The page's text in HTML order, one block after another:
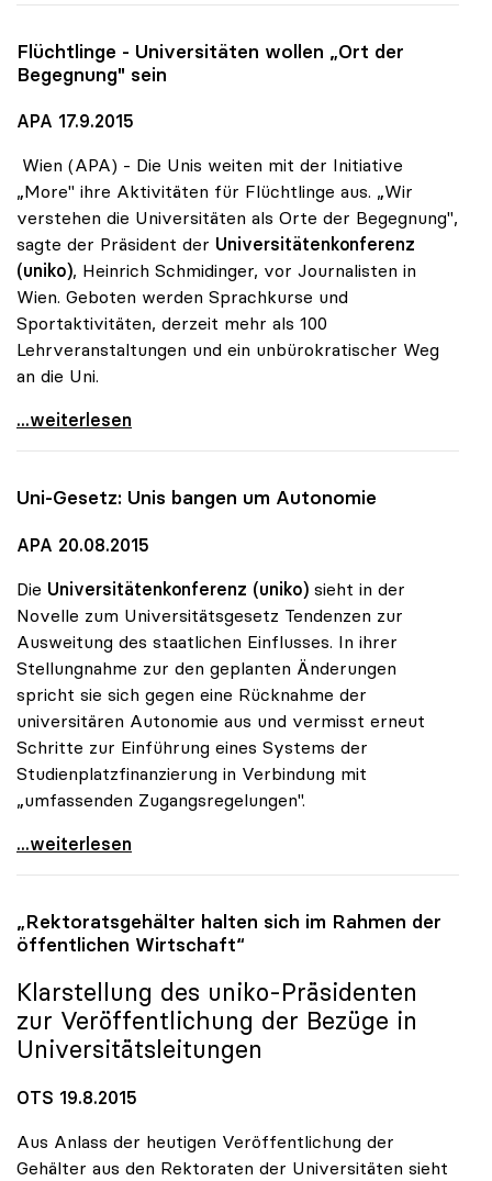
Flüchtlinge - Universitäten wollen „Ort der
Begegnung" sein
APA 17.9.2015
Wien (APA) - Die Unis weiten mit der Initiative
„More" ihre Aktivitäten für Flüchtlinge aus. „Wir
verstehen die Universitäten als Orte der Begegnung",
sagte der Präsident der Universitätenkonferenz
(uniko), Heinrich Schmidinger, vor Journalisten in
Wien. Geboten werden Sprachkurse und
Sportaktivitäten, derzeit mehr als 100
Lehrveranstaltungen und ein unbürokratischer Weg
an die Uni.
Flüchtlinge - Universitäten wollen „Ort der
...weiterlesen
Uni-Gesetz: Unis bangen um Autonomie
APA 20.08.2015
Die Universitätenkonferenz (uniko) sieht in der
Novelle zum Universitätsgesetz Tendenzen zur
Ausweitung des staatlichen Einflusses. In ihrer
Stellungnahme zur den geplanten Änderungen
spricht sie sich gegen eine Rücknahme der
universitären Autonomie aus und vermisst erneut
Schritte zur Einführung eines Systems der
Studienplatzfinanzierung in Verbindung mit
„umfassenden Zugangsregelungen".
Uni-Gesetz: Unis bangen um Autonomie
...weiterlesen
„Rektoratsgehälter halten sich im Rahmen der
öffentlichen Wirtschaft“
Klarstellung des uniko-Präsidenten
zur Veröffentlichung der Bezüge in
Universitätsleitungen
OTS 19.8.2015
Aus Anlass der heutigen Veröffentlichung der
Gehälter aus den Rektoraten der Universitäten sieht